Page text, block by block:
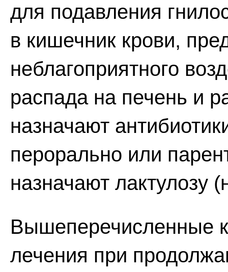
для подавления
в кишечник крови,
неблагоприятного
распада на печень и
назначают
перорально или
назначают лактулозу
Вышеперечисленные
лечения при